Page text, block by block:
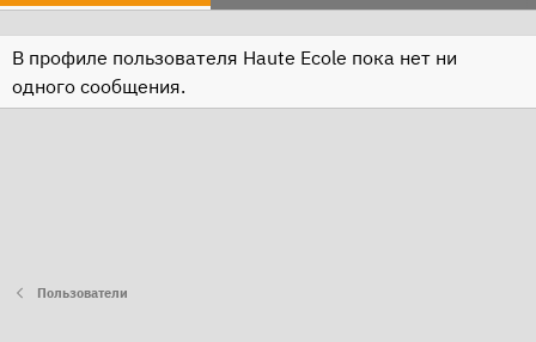
В профиле пользователя Haute Ecole пока нет ни
одного сообщения.
Пользователи